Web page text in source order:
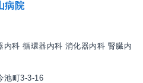
病院
内科 循環器内科 消化器内科 腎臓内
池町3-3-16